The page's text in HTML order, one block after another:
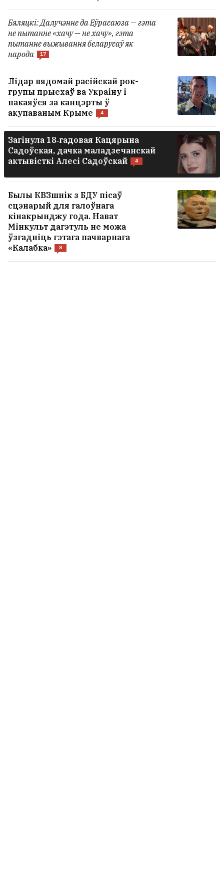
Бяляцкі: Далучэнне да Еўрасаюза — гэта
не пытанне «хачу — не хачу», гэта
пытанне выжывання беларусаў як
народа
17
Лідар вядомай расійскай рок-
групы прыехаў ва Украіну і
пакаяўся за канцэрты ў
акупаваным Крыме
4
Загінула 18‑гадовая Кацярына
Садоўская, дачка маладзечанскай
актывісткі Алесі Садоўскай
4
Былы КВЗшнік з БДУ пісаў
сцэнарый для галоўнага
кінакрынджу года. Нават
Мінкульт дагэтуль не можа
ўзгадніць гэтага пачварнага
«Калабка»
8
Сызранскім НПЗ
Расія ўначы ўдарыла па Украіне
УСЕ НАВІНЫ →